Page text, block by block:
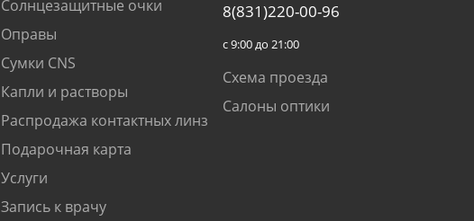
Солнцезащитные очки
Оправы
Сумки CNS
Капли и растворы
Распродажа контактных линз
Подарочная карта
Услуги
Запись к врачу
8(831)220-00-96
с 9:00 до 21:00
Схема проезда
Салоны оптики